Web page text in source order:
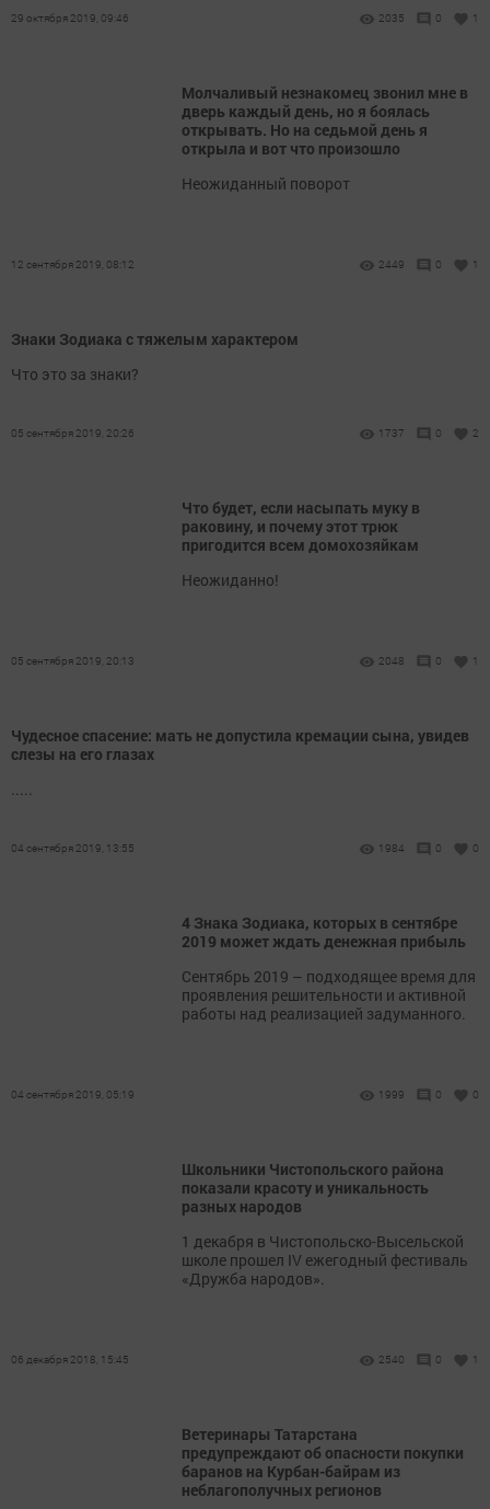
29 октября 2019, 09:46 2035 0 1
Молчаливый незнакомец звонил мне в
дверь каждый день, но я боялась
открывать. Но на седьмой день я
открыла и вот что произошло
Неожиданный поворот
12 сентября 2019, 08:12 2449 0 1
Знаки Зодиака с тяжелым характером
Что это за знаки?
05 сентября 2019, 20:26 1737 0 2
Что будет, если насыпать муку в
раковину, и почему этот трюк
пригодится всем домохозяйкам
Неожиданно!
05 сентября 2019, 20:13 2048 0 1
Чудесное спасение: мать не допустила кремации сына, увидев
слезы на его глазах
.....
04 сентября 2019, 13:55 1984 0 0
4 Знака Зодиака, которых в сентябре
2019 может ждать денежная прибыль
Сентябрь 2019 – подходящее время для
проявления решительности и активной
работы над реализацией задуманного.
04 сентября 2019, 05:19 1999 0 0
Школьники Чистопольского района
показали красоту и уникальность
разных народов
1 декабря в Чистопольско-Высельской
школе прошел IV ежегодный фестиваль
«Дружба народов».
06 декабря 2018, 15:45 2540 0 1
Ветеринары Татарстана
предупреждают об опасности покупки
баранов на Курбан-байрам из
неблагополучных регионов